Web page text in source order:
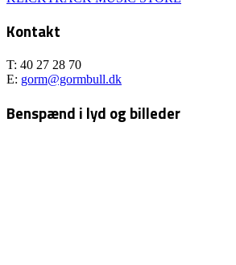
Kontakt
T: 40 27 28 70
E: gorm@gormbull.dk
Benspænd i lyd og billeder